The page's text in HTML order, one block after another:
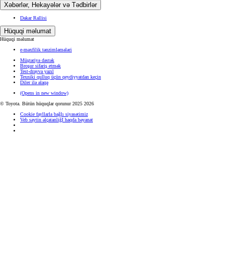
Xəbərlər, Hekayələr və Tədbirlər
Dakar Rallisi
Hüquqi məlumat
Hüquqi məlumat
e-məxfilik tənzimləmələri
Müştəriyə dəstək
Broşur sifariş etmək
Test-drayva yazıl
Texniki qulluq üçün qeydiyyatdan keçin
Diler ilə əlaqə
(Opens in new window)
© Toyota. Bütün hüquqlar qorunur 2025 2026
Cookie fayllarla bağlı siyasətimiz
Veb saytin əlçatanliğI haqda bəyanat